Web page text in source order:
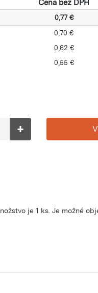
Cena bez DPH
0,77 €
0,70 €
0,62 €
0,55 €
+
je 1 ks. Je možné